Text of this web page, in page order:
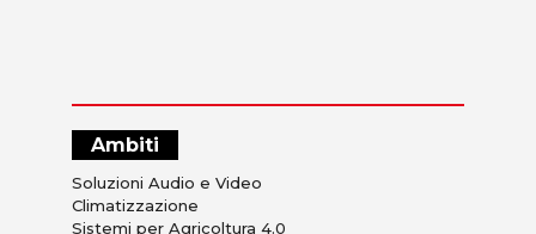
Ambiti
Soluzioni Audio e Video
Climatizzazione
Sistemi per Agricoltura 4.0